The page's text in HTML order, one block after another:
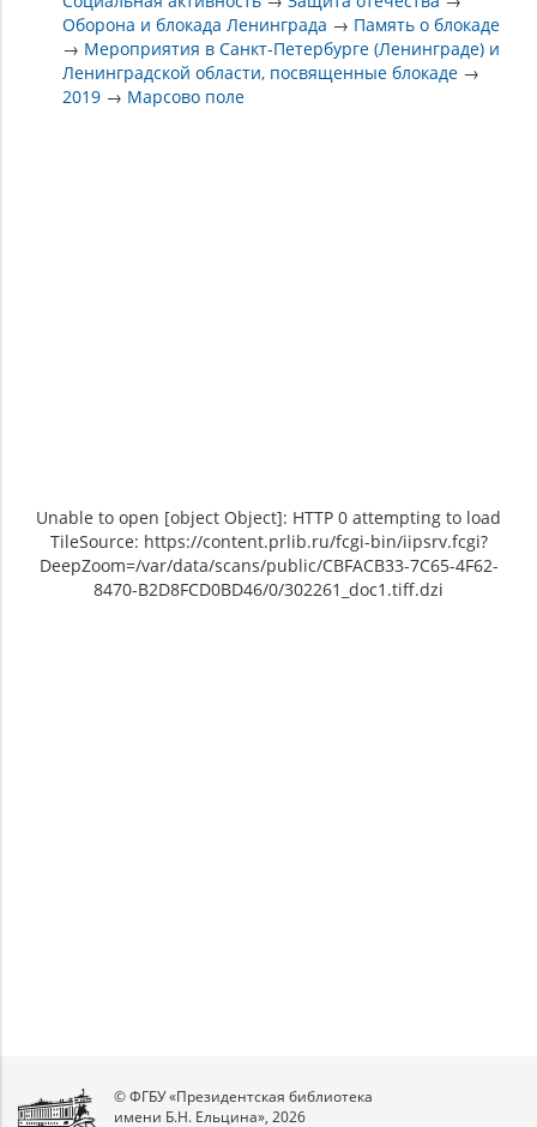
Оборона и блокада Ленинграда → Память о блокаде
→ Мероприятия в Санкт-Петербурге (Ленинграде) и
Ленинградской области, посвященные блокаде →
2019 → Марсово поле
Unable to open [object Object]: HTTP 0 attempting to load
TileSource: https://content.prlib.ru/fcgi-bin/iipsrv.fcgi?
DeepZoom=/var/data/scans/public/CBFACB33-7C65-4F62-
8470-B2D8FCD0BD46/0/302261_doc1.tiff.dzi
© ФГБУ «Президентская библиотека
имени Б.Н. Ельцина», 2026